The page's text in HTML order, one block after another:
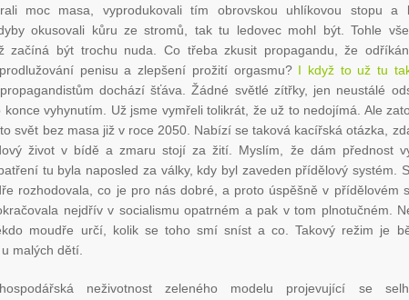
moc masa, vyprodukovali tím obrovskou uhlíkovou stopu a
okusovali kůru ze stromů, tak tu ledovec mohl být. Tohle
začíná být trochu nuda. Co třeba zkusit propagandu, že
penisu a zlepšení prožití orgasmu? I když to už tu
dochází šťáva. Žádné světlé zítřky, jen neustálé
konce vyhynutím. Už jsme vymřeli tolikrát, že už to nedojímá. Ale
svět bez masa již v roce 2050. Nabízí se taková kacířská otázka,
život v bídě a zmaru stojí za žití. Myslím, že dám přednost
tu byla naposled za války, kdy byl zaveden přídělový systém.
rozhodovala, co je pro nás dobré, a proto úspěšně v přídělovém
nejdřív v socialismu opatrném a pak v tom plnotučném.
moudře určí, kolik se toho smí sníst a co. Takový režim je
malých dětí.
neživotnost zeleného modelu projevující se